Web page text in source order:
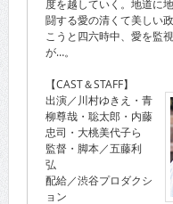
度を越していく。地道に
闘する愛の清くて美しい
こうと四六時中、愛を監
が…。
【CAST＆STAFF】
出演／川村ゆきえ・青
柳尊哉・聡太郎・内藤
忠司・大桃美代子ら
監督・脚本／五藤利
弘
配給／渋谷プロダクシ
ョン